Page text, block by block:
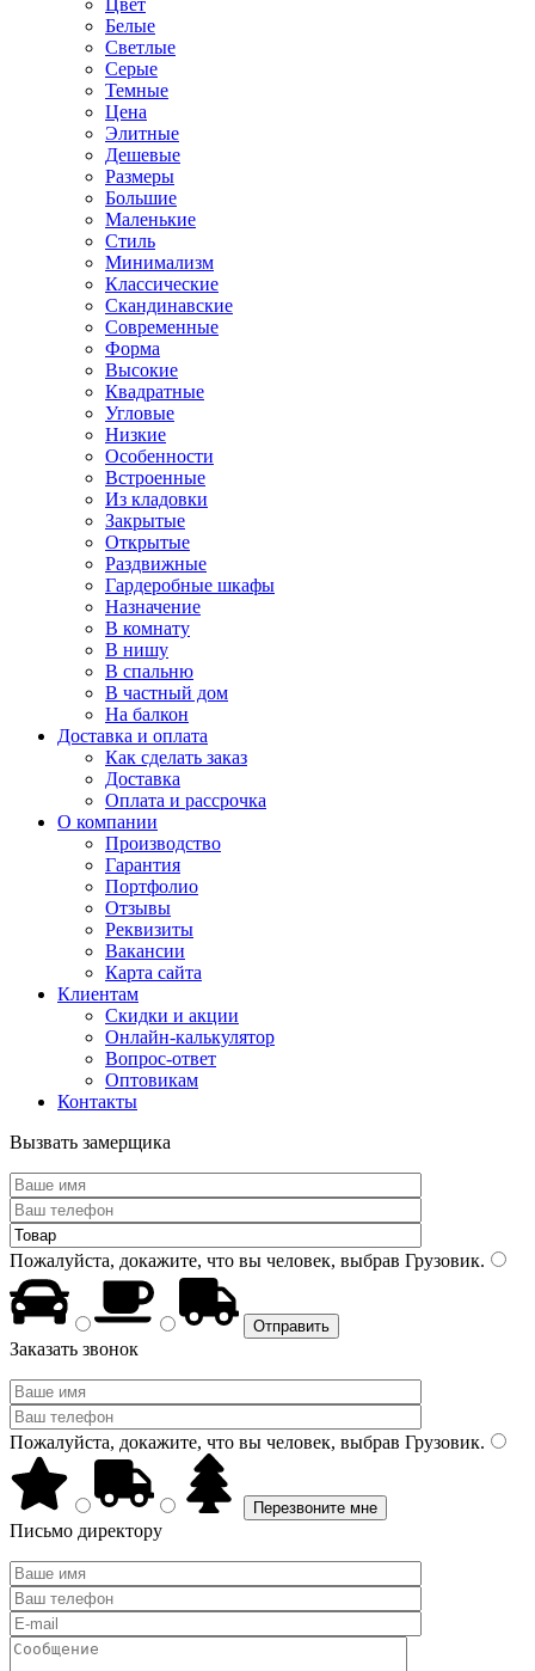
Цвет
Белые
Светлые
Серые
Темные
Цена
Элитные
Дешевые
Размеры
Большие
Маленькие
Стиль
Минимализм
Классические
Скандинавские
Современные
Форма
Высокие
Квадратные
Угловые
Низкие
Особенности
Встроенные
Из кладовки
Закрытые
Открытые
Раздвижные
Гардеробные шкафы
Назначение
В комнату
В нишу
В спальню
В частный дом
На балкон
Доставка и оплата
Как сделать заказ
Доставка
Оплата и рассрочка
О компании
Производство
Гарантия
Портфолио
Отзывы
Реквизиты
Вакансии
Карта сайта
Клиентам
Скидки и акции
Онлайн-калькулятор
Вопрос-ответ
Оптовикам
Контакты
Вызвать замерщика
Пожалуйста, докажите, что вы человек, выбрав Грузовик.
Заказать звонок
Пожалуйста, докажите, что вы человек, выбрав Грузовик.
Письмо директору